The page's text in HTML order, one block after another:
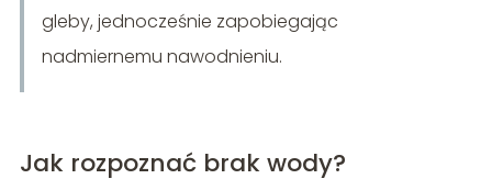
gleby, jednocześnie zapobiegając
nadmiernemu nawodnieniu.
Jak rozpoznać brak wody?